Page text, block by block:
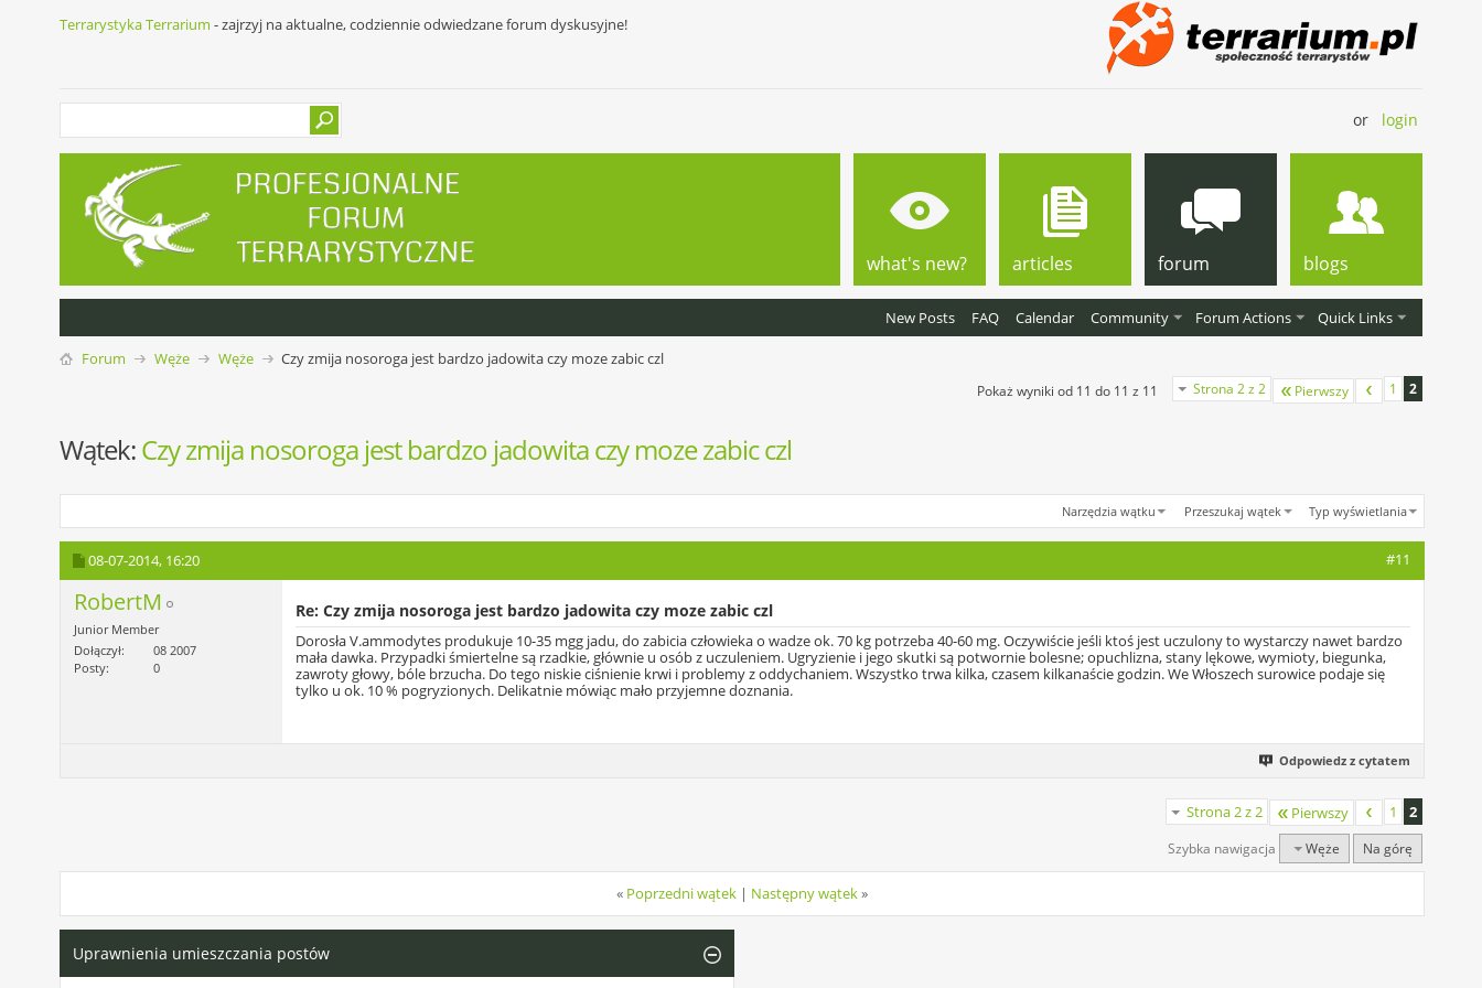
Terrarystyka Terrarium - zajrzyj na aktualne, codziennie odwiedzane forum dyskusyjne!
or login
what's new? articles forum
New Posts FAQ Calendar Community Forum Actions Quick Links
blogs
Forum Węże Węże Czy zmija nosoroga jest bardzo jadowita czy moze zabic czl
Strona 2 z 2 Pierwszy 1 2
Pokaż wyniki od 11 do 11 z 11
Wątek:Czy zmija nosoroga jest bardzo jadowita czy moze zabic czl
Narzędzia wątku Przeszukaj wątek Typ wyświetlania
08-07-2014, 16:20 #11
RobertM
Junior Member
Dołączył
08 2007
Posty
0
Re: Czy zmija nosoroga jest bardzo jadowita czy moze zabic czl
Dorosła V.ammodytes produkuje 10-35 mgg jadu, do zabicia człowieka o wadze ok. 70 kg potrzeba 40-60 mg. Oczywiście jeśli ktoś jest uczulony to wystarczy nawet bardzo
mała dawka. Przypadki śmiertelne są rzadkie, głównie u osób z uczuleniem. Ugryzienie i jego skutki są potwornie bolesne; opuchlizna, stany lękowe, wymioty, biegunka,
zawroty głowy, bóle brzucha. Do tego niskie ciśnienie krwi i problemy z oddychaniem. Wszystko trwa kilka, czasem kilkanaście godzin. We Włoszech surowice podaje się
tylko u ok. 10 % pogryzionych. Delikatnie mówiąc mało przyjemne doznania.
Odpowiedz z cytatem
Strona 2 z 2 Pierwszy 1 2
Szybka nawigacja Węże Na górę
« Poprzedni wątek | Następny wątek»
Uprawnienia umieszczania postów